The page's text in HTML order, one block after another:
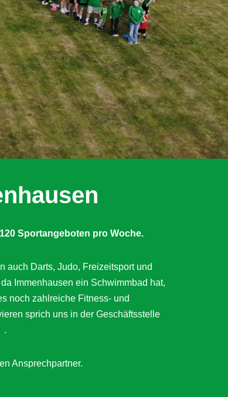
Sportangeboten pro Woche.
auch Darts, Judo, Freizeitsport und
Immenhausen ein Schwimmbad hat,
noch zahlreiche Fitness- und
sprich uns in der Geschäftsstelle
.
Ansprechpartner.